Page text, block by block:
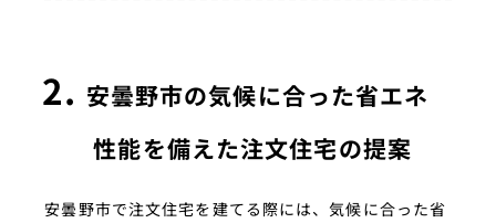
安曇野市の気候に合った省エネ
性能を備えた注文住宅の提案
安曇野市で注文住宅を建てる際には、気候に合った省